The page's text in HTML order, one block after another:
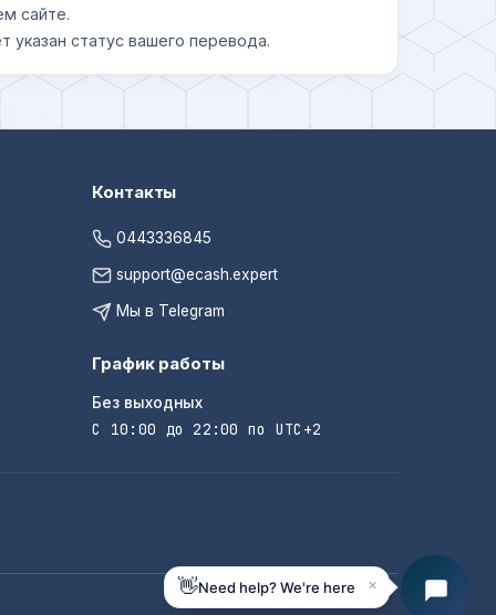
сайте.
указан статус вашего перевода.
Контакты
0443336845
support@ecash.expert
Мы в Telegram
График работы
Без выходных
С 10:00 до 22:00 по UTC+2
👋Need help? We're here ×